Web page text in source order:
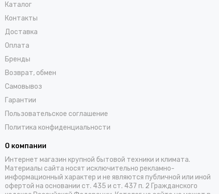
Каталог
Контакты
Доставка
Оплата
Бренды
Возврат, обмен
Самовывоз
Гарантии
Пользовательское соглашение
Политика конфиденциальности
О компании
Интернет магазин крупной бытовой техники и климата.
Материалы сайта носят исключительно рекламно-
информационный характер и не являются публичной или иной
офертой на основании ст. 435 и ст. 437 п. 2 Гражданского